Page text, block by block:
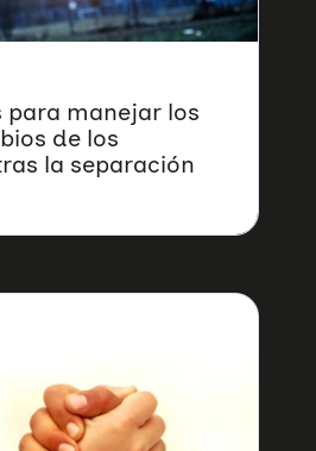
para manejar los
de los
la separación